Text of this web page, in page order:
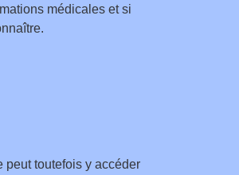
médicales et si
peut toutefois y accéder